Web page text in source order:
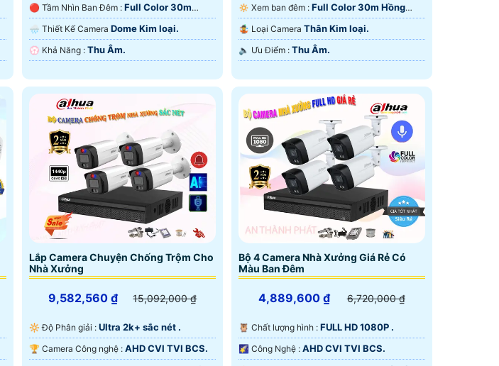
🔴 Tầm Nhìn Ban Đêm : Full Color 30m
Hồng Ngoại SMD.
🌧️ Thiết Kế Camera Dome Kim loại.
️💮 Khả Năng : Thu Âm.
🔅 Xem ban đêm : Full Color 30m Hồng
Ngoại SMD.
🤹 Loại Camera Thân Kim loại.
️🔈 Ưu Điểm : Thu Âm.
Lắp Camera Chuyện Chống Trộm Cho
Nhà Xưởng
9,582,560 ₫ 15,092,000 ₫
🔆 Độ Phân giải : Ultra 2k+ sắc nét .
🏆 Camera Công nghệ : AHD CVI TVI BCS.
Bộ 4 Camera Nhà Xưởng Giá Rẻ Có
Màu Ban Đêm
4,889,600 ₫ 6,720,000 ₫
🦉 Chất lượng hình : FULL HD 1080P .
🌠 Công Nghệ : AHD CVI TVI BCS.